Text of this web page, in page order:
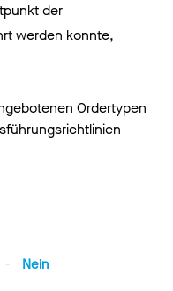
der
werden konnte,
Ordertypen
Nein